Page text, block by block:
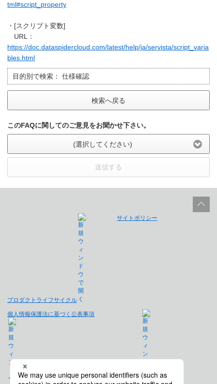
tml#script_property
・[スクリプト変数]
URL：
https://doc.dataspidercloud.com/latest/help/ja/servista/script_varia
bles.html
目的別で検索： 仕様確認
検索へ戻る
このFAQに関してのご意見をお聞かせ下さい。
(選択してください)
送信する
プロダクトライフサイクル
サイトポリシー
個人情報保護法に基づく公表事項